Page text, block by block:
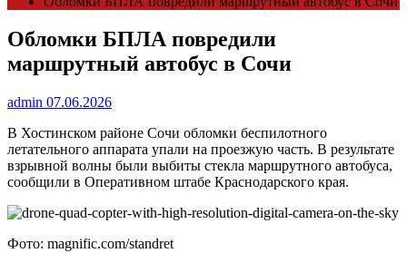
Обломки БПЛА повредили
маршрутный автобус в Сочи
admin 07.06.2026
В Хостинском районе Сочи обломки беспилотного
летательного аппарата упали на проезжую часть. В результате
взрывной волны были выбиты стекла маршрутного автобуса,
сообщили в Оперативном штабе Краснодарского края.
Фото: magnific.com/standret